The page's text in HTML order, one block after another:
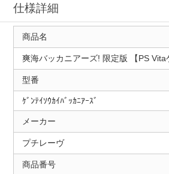
仕様詳細
商品名
爽海バッカニアーズ! 限定版 【PS Vita
型番
ｹﾞﾝﾃｲｿｳｶｲﾊﾞｯｶﾆｱｰｽﾞ
メーカー
プチレーヴ
商品番号